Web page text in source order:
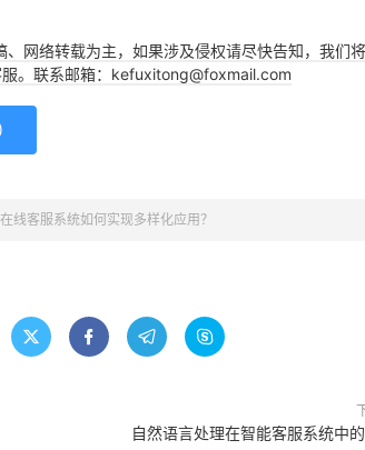
网络转载为主，如果涉及侵权请尽快告知，我们
。联系邮箱：kefuxitong@foxmail.com
)
在线客服系统如何实现多样化应用？
   
自然语言处理在智能客服系统中